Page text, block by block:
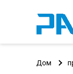
Дом